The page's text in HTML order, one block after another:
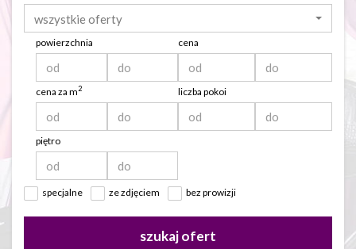
wszystkie oferty
powierzchnia cena
cena za m2 liczba pokoi
piętro
specjalne ze zdjęciem bez prowizji
szukaj ofert